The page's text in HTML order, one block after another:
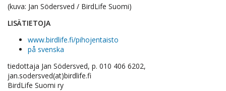
(kuva: Jan Södersved / BirdLife Suomi)
LISÄTIETOJA
www.birdlife.fi/pihojentaisto
på svenska
tiedottaja Jan Södersved, p. 010 406 6202,
jan.sodersved(at)birdlife.fi
BirdLife Suomi ry